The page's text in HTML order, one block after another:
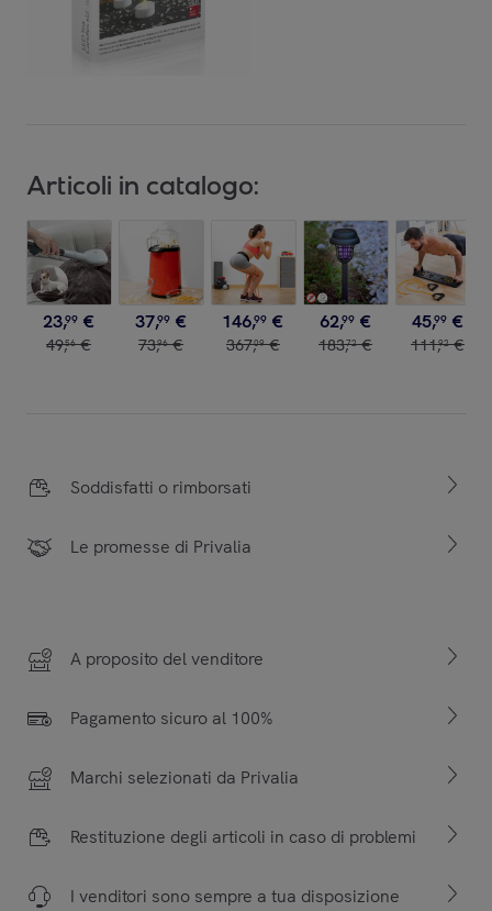
Articoli in catalogo:
23,99 €
49,56 €
37,99 €
73,96 €
146,99 €
367,09 €
62,99 €
183,72 €
45,99 €
111,92 €
Soddisfatti o rimborsati
Le promesse di Privalia
A proposito del venditore
Pagamento sicuro al 100%
Marchi selezionati da Privalia
Restituzione degli articoli in caso di problemi
I venditori sono sempre a tua disposizione